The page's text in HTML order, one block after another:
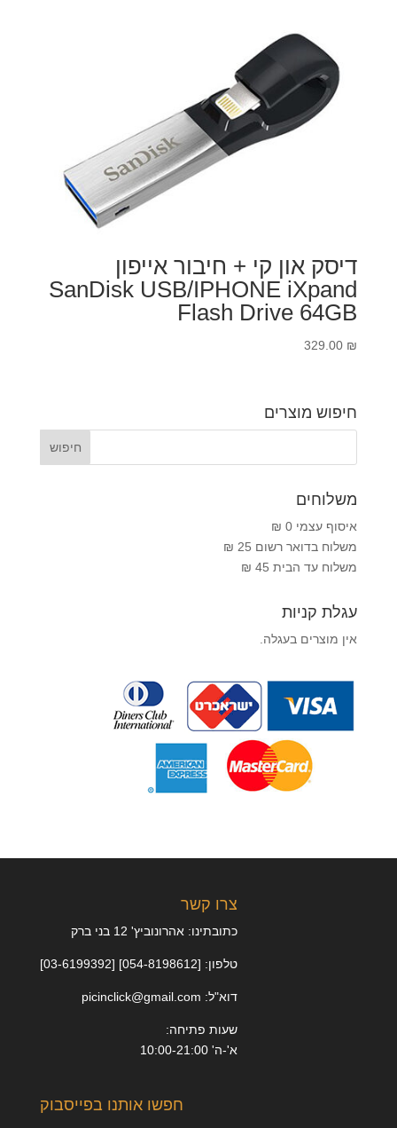
דיסק און קי + חיבור אייפון
SanDisk USB/IPHONE iXpand
Flash Drive 64GB
329.00 ₪
חיפוש מוצרים
משלוחים
איסוף עצמי 0 ₪
משלוח בדואר רשום 25 ₪
משלוח עד הבית 45 ₪
עגלת קניות
אין מוצרים בעגלה.
צרו קשר
כתובתינו: אהרונוביץ' 12 בני ברק
טלפון: [054-8198612] [03-6199392]
דוא"ל: picinclick@gmail.com
שעות פתיחה:
א'-ה' 10:00-21:00
חפשו אותנו בפייסבוק